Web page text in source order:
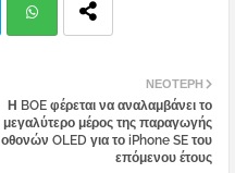
atsa
ΝΕΌΤΕΡΗ
Η BOE φέρεται να αναλαμβάνει το
μεγαλύτερο μέρος της παραγωγής
οθονών OLED για το iPhone SE του
επόμενου έτους